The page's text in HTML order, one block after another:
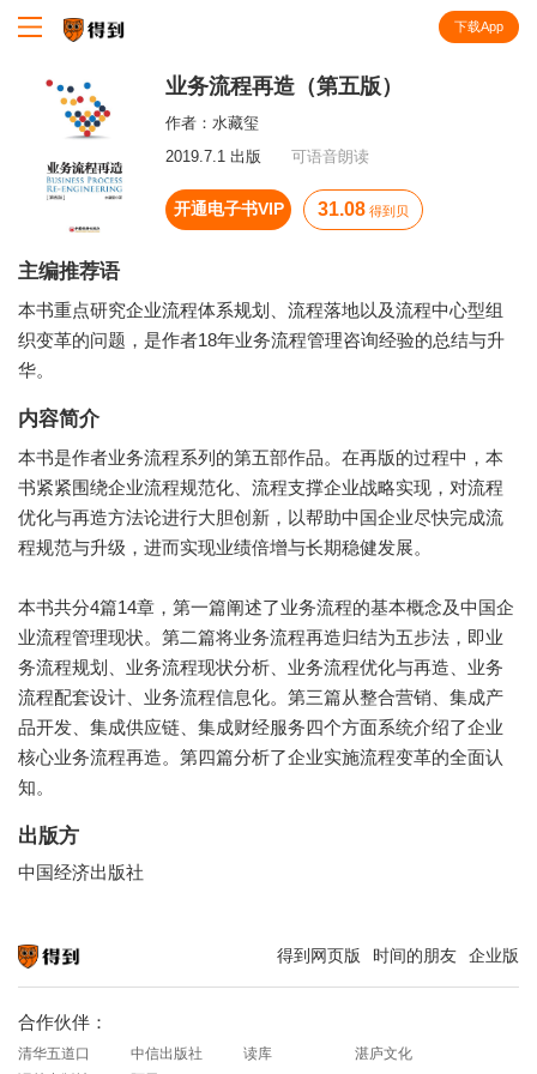
下载App
业务流程再造（第五版）
作者： 水藏玺
2019.7.1 出版
可语音朗读
开通电子书VIP 31.08 得到贝
主编推荐语
本书重点研究企业流程体系规划、流程落地以及流程中心型组
织变革的问题，是作者18年业务流程管理咨询经验的总结与升
华。
内容简介
本书是作者业务流程系列的第五部作品。在再版的过程中，本
书紧紧围绕企业流程规范化、流程支撑企业战略实现，对流程
优化与再造方法论进行大胆创新，以帮助中国企业尽快完成流
程规范与升级，进而实现业绩倍增与长期稳健发展。
本书共分4篇14章，第一篇阐述了业务流程的基本概念及中国企
业流程管理现状。第二篇将业务流程再造归结为五步法，即业
务流程规划、业务流程现状分析、业务流程优化与再造、业务
流程配套设计、业务流程信息化。第三篇从整合营销、集成产
品开发、集成供应链、集成财经服务四个方面系统介绍了企业
核心业务流程再造。第四篇分析了企业实施流程变革的全面认
知。
出版方
中国经济出版社
得到网页版 时间的朋友 企业版
合作伙伴：
清华五道口 中信出版社 读库
湛庐文化